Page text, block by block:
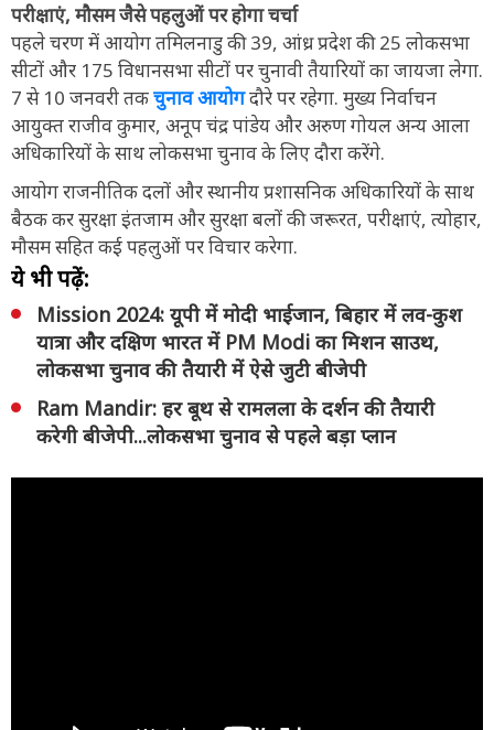
परीक्षाएं, मौसम जैसे पहलुओं पर होगा चर्चा
पहले चरण में आयोग तमिलनाडु की 39, आंध्र प्रदेश की 25 लोकसभा
सीटों और 175 विधानसभा सीटों पर चुनावी तैयारियों का जायजा लेगा.
7 से 10 जनवरी तकचुनाव आयोगदौरे पर रहेगा. मुख्य निर्वाचन
आयुक्त राजीव कुमार, अनूप चंद्र पांडेय और अरुण गोयल अन्य आला
अधिकारियों के साथ लोकसभा चुनाव के लिए दौरा करेंगे.
आयोग राजनीतिक दलों और स्थानीय प्रशासनिक अधिकारियों के साथ
बैठक कर सुरक्षा इंतजाम और सुरक्षा बलों की जरूरत, परीक्षाएं, त्योहार,
मौसम सहित कई पहलुओं पर विचार करेगा.
ये भी पढ़ें:
Mission 2024: यूपी में मोदी भाईजान, बिहार में लव-कुश
यात्रा और दक्षिण भारत में PM Modi का मिशन साउथ,
लोकसभा चुनाव की तैयारी में ऐसे जुटी बीजेपी
Ram Mandir: हर बूथ से रामलला के दर्शन की तैयारी
करेगी बीजेपी...लोकसभा चुनाव से पहले बड़ा प्लान